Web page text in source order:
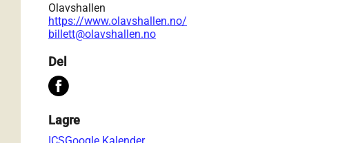
Olavshallen
https://www.olavshallen.no/
billett@olavshallen.no
Del
Lagre
ICSGoogle Kalender